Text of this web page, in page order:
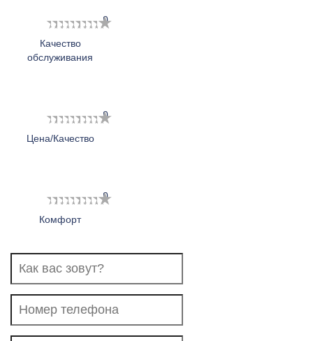
12345678910
Качество
обслуживания
12345678910
Цена/Качество
12345678910
Комфорт